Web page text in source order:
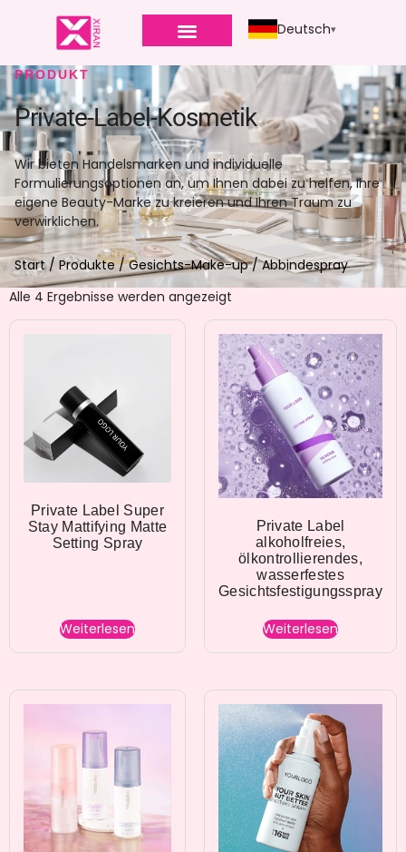
Deutsch
PRODUKT
Private-Label-Kosmetik
Wir bieten Handelsmarken und individuelle
Formulierungsoptionen an, um Ihnen dabei zu helfen, Ihre
eigene Beauty-Marke zu kreieren und Ihren Traum zu
verwirklichen.
Start/ Produkte/Gesichts-Make-up/ Abbindespray
Alle 4 Ergebnisse werden angezeigt
Private Label Super
Stay Mattifying Matte
Setting Spray
Weiterlesen
Private Label
alkoholfreies,
ölkontrollierendes,
wasserfestes
Gesichtsfestigungsspray
Weiterlesen